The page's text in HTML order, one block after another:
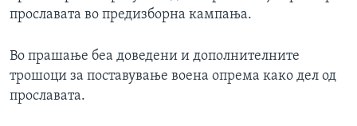
прославата во предизборна кампања.
Во прашање беа доведени и дополнителните
трошоци за поставување воена опрема како дел од
прославата.